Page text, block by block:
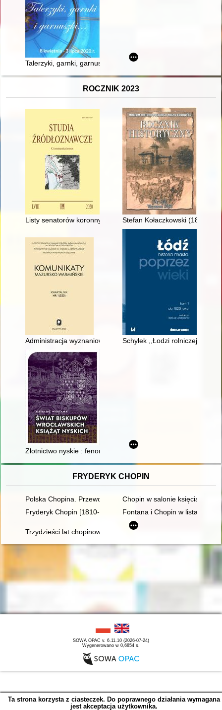
Talerzyki, garnki, garnuszki... : zastawa stołowa ze zbiorów
ROCZNIK 2023
Listy senatorów koronnych do margrabiego Jerzego
Stefan Kołaczkowski (1887-
Administracja wyznaniowa województwa gdańskiego wobec
Schyłek ,,Łodzi rolniczej"
Złotnictwo nyskie : fenomen śląskiego rzemiosła artystycznego
FRYDERYK CHOPIN
Polska Chopina. Przewodnik po miejscach związanych z
Chopin w salonie księcia
Fryderyk Chopin [1810-1849]
Fontana i Chopin w listach
Trzydzieści lat chopinowskich festiwali w Antoninie
SOWA OPAC v. 6.11.10 (2026-07-24)
Wygenerowano w 0,6854 s.
Ta strona korzysta z ciasteczek. Do poprawnego działania wymagana
jest akceptacja użytkownika.